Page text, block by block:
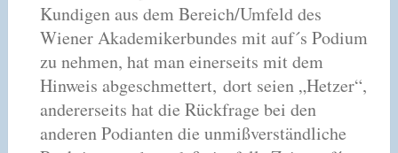
Kundigen aus dem Bereich/Umfeld des
Wiener Akademikerbundes mit auf´s Podium
zu nehmen, hat man einerseits mit dem
Hinweis abgeschmettert, dort seien „Hetzer“,
andererseits hat die Rückfrage bei den
anderen Podianten die unmißverständliche